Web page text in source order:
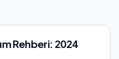
Rehberi: 2024